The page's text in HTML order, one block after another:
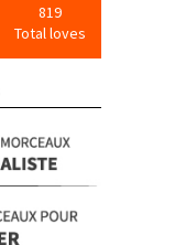
819
Total loves